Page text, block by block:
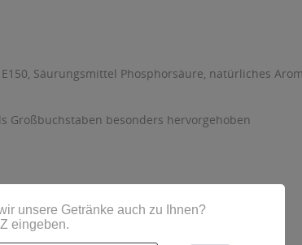
Säurungsmittel Phosphorsäure, natürliches
Großbuchstaben besonders hervorgehoben